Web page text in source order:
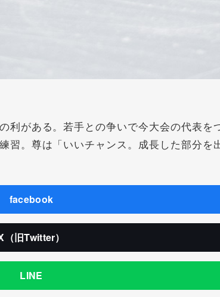
がある。若手との争いで今大会の代表を
習。尊は「いいチャンス。成長した部分を
facebook
（旧Twitter）
LINE